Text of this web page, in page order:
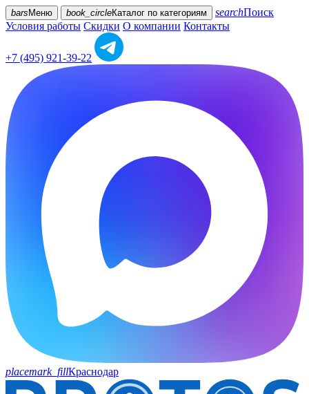
bars Меню book_circleКаталог по категориям searchПоиск
Условия работы Скидки О компании Контакты
+7 (495) 921-39-22
placemark_fillКраснодар